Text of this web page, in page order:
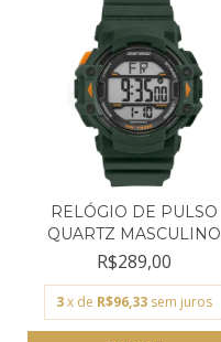
RELÓGIO DE PULSO
QUARTZ MASCULINO
MORMAI...
R$289,00
3x de R$96,33 sem juros